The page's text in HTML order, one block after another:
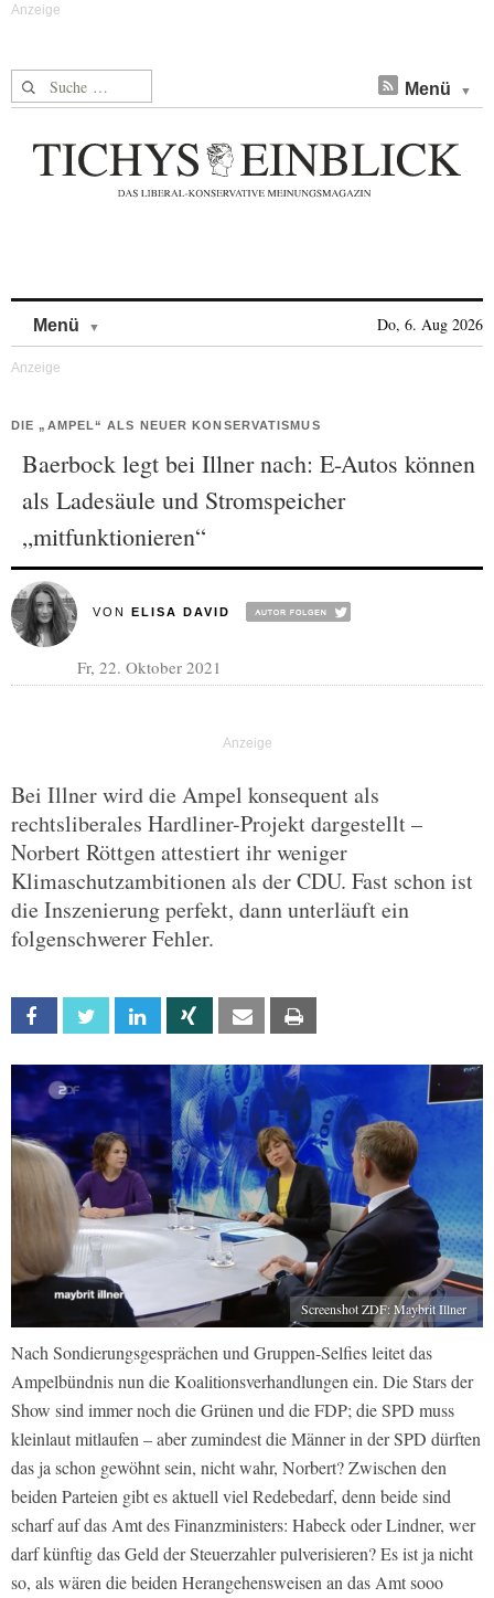
Suche nach: Menü
Menü Do, 6. Aug 2026
DIE „AMPEL“ ALS NEUER KONSERVATISMUS
Baerbock legt bei Illner nach: E-Autos können
als Ladesäule und Stromspeicher
„mitfunktionieren“
VON ELISA DAVID
Fr, 22. Oktober 2021
Bei Illner wird die Ampel konsequent als
rechtsliberales Hardliner-Projekt dargestellt –
Norbert Röttgen attestiert ihr weniger
Klimaschutzambitionen als der CDU. Fast schon ist
die Inszenierung perfekt, dann unterläuft ein
folgenschwerer Fehler.
Facebook Twitter Linkedin Xing Email
Screenshot ZDF: Maybrit Illner
Nach Sondierungsgesprächen und Gruppen-Selfies leitet das
Ampelbündnis nun die Koalitionsverhandlungen ein. Die Stars der
Show sind immer noch die Grünen und die FDP; die SPD muss
kleinlaut mitlaufen – aber zumindest die Männer in der SPD dürften
das ja schon gewöhnt sein, nicht wahr, Norbert? Zwischen den
beiden Parteien gibt es aktuell viel Redebedarf, denn beide sind
scharf auf das Amt des Finanzministers: Habeck oder Lindner, wer
darf künftig das Geld der Steuerzahler pulverisieren? Es ist ja nicht
so, als wären die beiden Herangehensweisen an das Amt sooo